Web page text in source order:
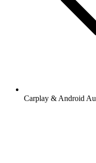
Carplay & Android